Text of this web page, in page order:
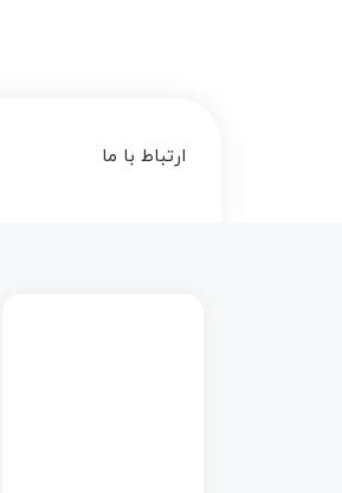
ارتباط با ما